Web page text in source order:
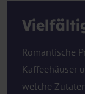
Romantische
Kaffeehäuser
welche